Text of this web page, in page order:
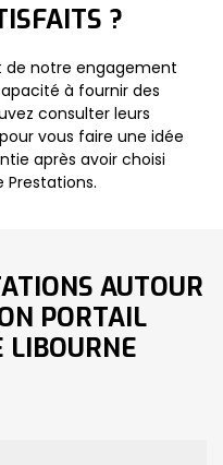
?
de notre engagement
à fournir des
consulter leurs
vous faire une idée
après avoir choisi
Prestations.
AUTOUR
PORTAIL
LIBOURNE